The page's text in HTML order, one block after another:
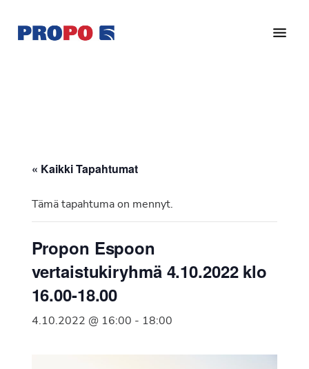
pääsisältöön
alatunnisteeseen
Ry
vuonna
Suomen
Syöpäyhdistyksen
jäsenjärjestö.
« Kaikki Tapahtumat
Tämä tapahtuma on mennyt.
Propon Espoon
vertaistukiryhmä 4.10.2022 klo
16.00-18.00
4.10.2022 @ 16:00 - 18:00